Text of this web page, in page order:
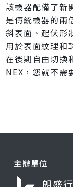
該機器配備了新
是傳統機器的兩
斜表面、起伏形
用於表面紋理和
在後期自由切換
NEX，您就不需
主辦單位